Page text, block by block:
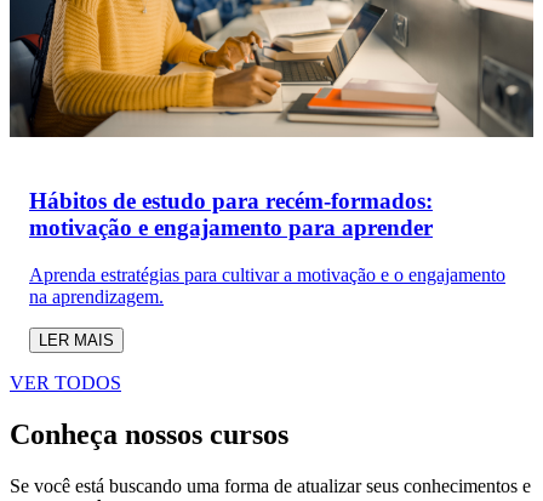
Hábitos de estudo para recém-formados:
motivação e engajamento para aprender
Aprenda estratégias para cultivar a motivação e o engajamento
na aprendizagem.
LER MAIS
VER TODOS
Conheça nossos cursos
Se você está buscando uma forma de atualizar seus conhecimentos e